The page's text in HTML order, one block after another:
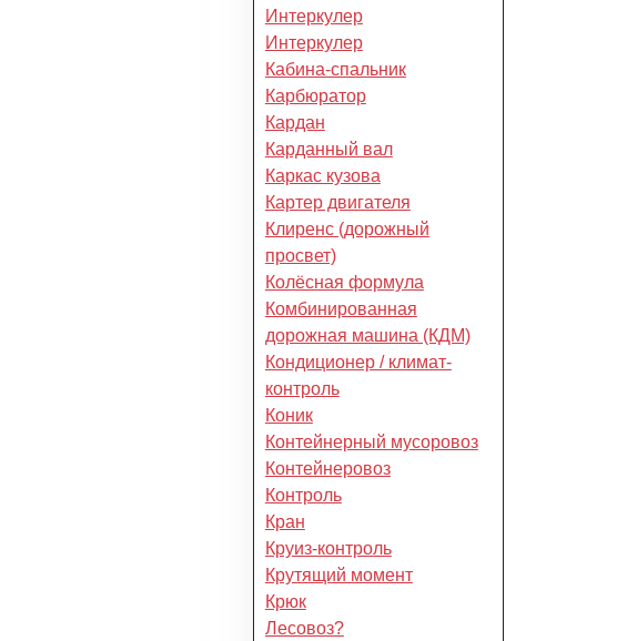
Интеркулер
Интеркулер
Кабина-спальник
Карбюратор
Кардан
Карданный вал
Каркас кузова
Картер двигателя
Клиренс (дорожный
просвет)
Колёсная формула
Комбинированная
дорожная машина (КДМ)
Кондиционер / климат-
контроль
Коник
Контейнерный мусоровоз
Контейнеровоз
Контроль
Кран
Круиз-контроль
Крутящий момент
Крюк
Лесовоз?